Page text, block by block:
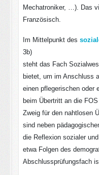
Mechatroniker, …). Das
Französisch.
Im Mittelpunkt des
3b)
steht das Fach
bietet, um im Anschluss
einen pflegerischen oder
beim Übertritt an die
Zweig für den nahtlosen
sind neben
die Reflexion sozialer
etwa Folgen des
Abschlussprüfungsfach